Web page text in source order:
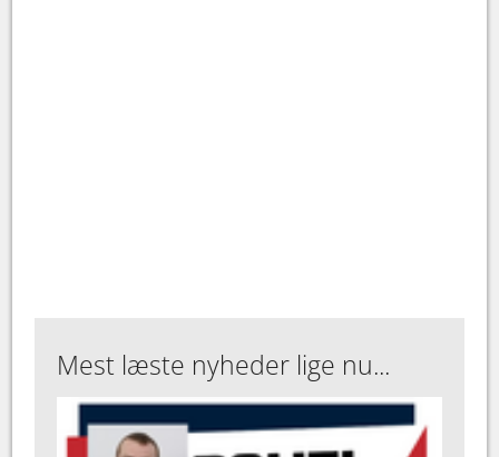
Mest læste nyheder lige nu...